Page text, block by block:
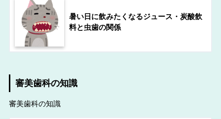
暑い日に飲みたくなるジュース・炭酸飲
料と虫歯の関係
審美歯科の知識
審美歯科の知識